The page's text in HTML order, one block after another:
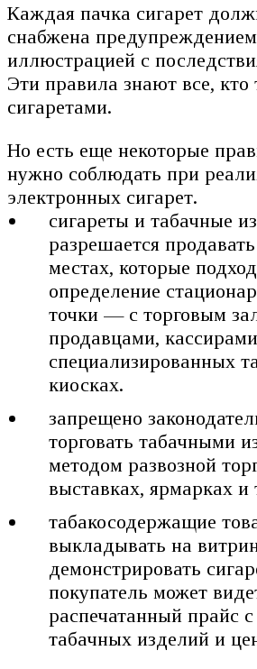
Каждая пачка сигарет
снабжена
иллюстрацией с
Эти правила знают все, кто
сигаретами.
Но есть еще некоторые
нужно соблюдать при
электронных сигарет.
сигареты и табачные
разрешается
местах, которые
определение
точки — с торговым
продавцами,
специализированных
киосках.
запрещено
торговать табачными
методом развозной
выставках, ярмарках и
табакосодержащие
выкладывать на
демонстрировать
покупатель может
распечатанный прайс
табачных изделий и